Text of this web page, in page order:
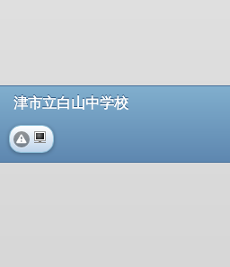
津市立白山中学校